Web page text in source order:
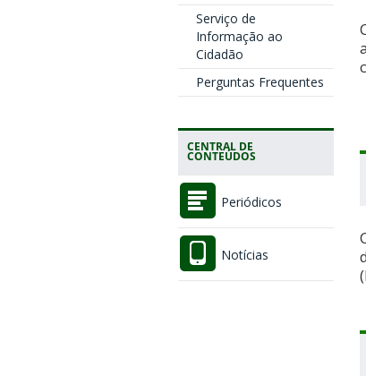
Serviço de
Informação ao
Cidadão
Perguntas Frequentes
CENTRAL DE
CONTEÚDOS
Periódicos
Notícias